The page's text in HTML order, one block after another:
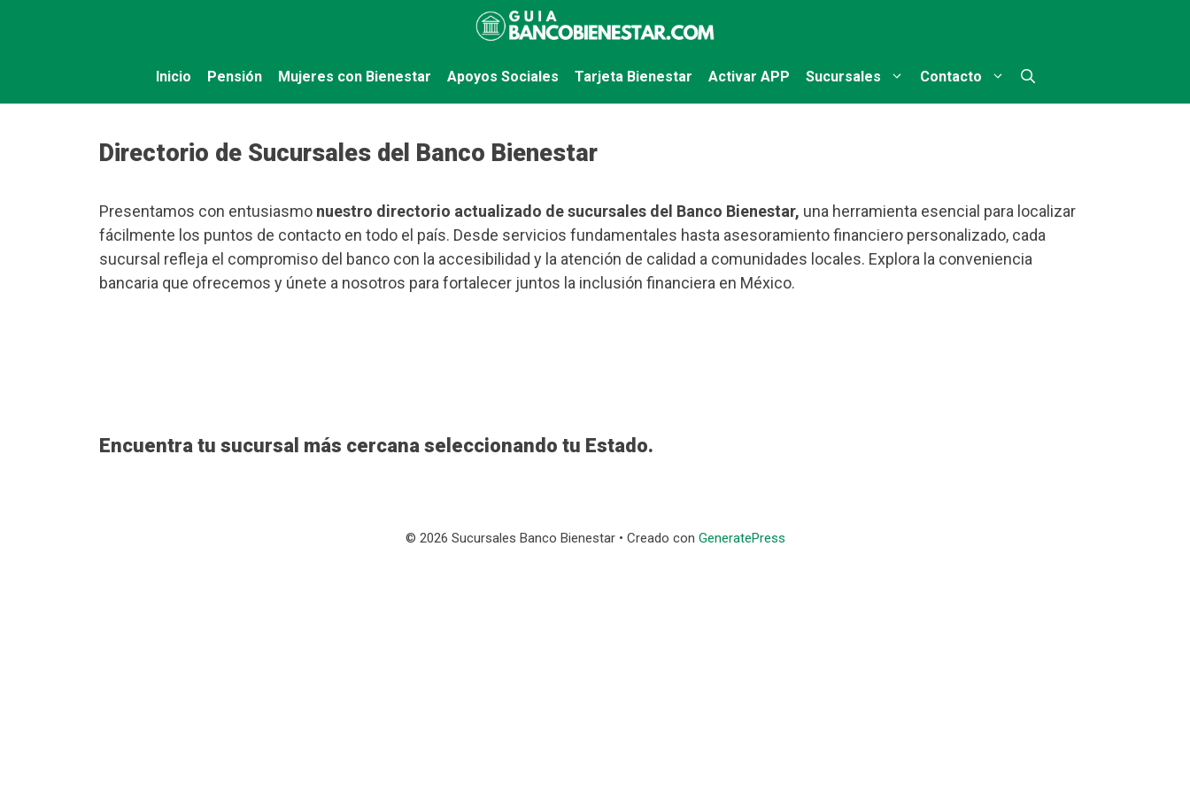
Inicio Pensión Mujeres con Bienestar Apoyos Sociales Tarjeta Bienestar Activar APP Sucursales Contacto
Directorio de Sucursales del Banco Bienestar
Presentamos con entusiasmo nuestro directorio actualizado de sucursales del Banco Bienestar, una herramienta esencial para localizar
fácilmente los puntos de contacto en todo el país. Desde servicios fundamentales hasta asesoramiento financiero personalizado, cada
sucursal refleja el compromiso del banco con la accesibilidad y la atención de calidad a comunidades locales. Explora la conveniencia
bancaria que ofrecemos y únete a nosotros para fortalecer juntos la inclusión financiera en México.
Encuentra tu sucursal más cercana seleccionando tu Estado.
© 2026 Sucursales Banco Bienestar• Creado con GeneratePress